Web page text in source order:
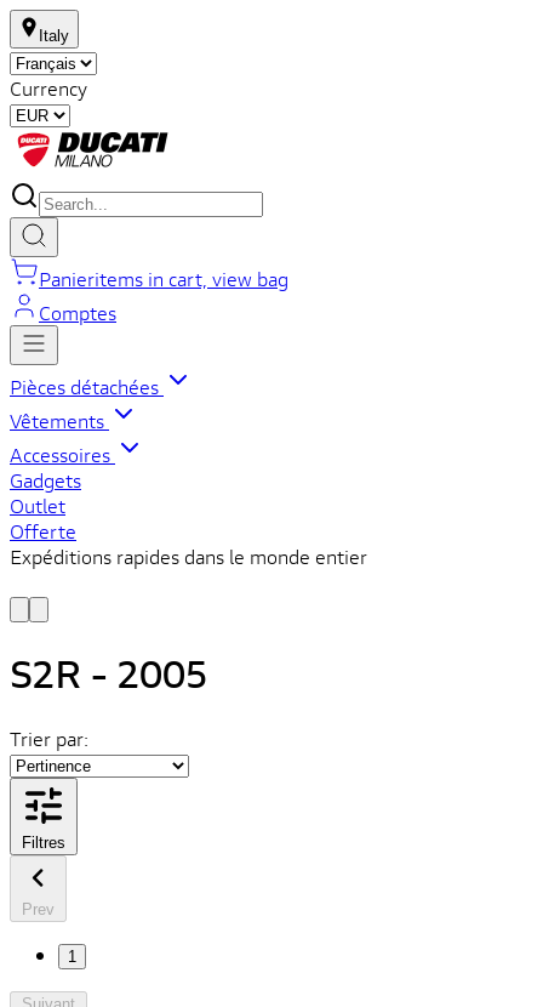
Italy
Currency
Panieritems in cart, view bag
Comptes
Pièces détachées
Vêtements
Accessoires
Gadgets
Outlet
Offerte
Expéditions rapides dans le monde entier
S2R - 2005
Trier par:
Filtres
Prev
1